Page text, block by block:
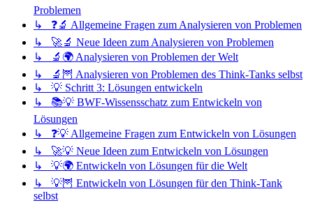
Problemen
↳ ❓🔬 Allgemeine Fragen zum Analysieren von Problemen
↳ 🚀🔬 Neue Ideen zum Analysieren von Problemen
↳ 🔬🌍 Analysieren von Problemen der Welt
↳ 🔬🦉 Analysieren von Problemen des Think-Tanks selbst
↳ 💡 Schritt 3: Lösungen entwickeln
↳ 📚💡 BWF-Wissensschatz zum Entwickeln von
Lösungen
↳ ❓💡 Allgemeine Fragen zum Entwickeln von Lösungen
↳ 🚀💡 Neue Ideen zum Entwickeln von Lösungen
↳ 💡🌍 Entwickeln von Lösungen für die Welt
↳ 💡🦉 Entwickeln von Lösungen für den Think-Tank
selbst